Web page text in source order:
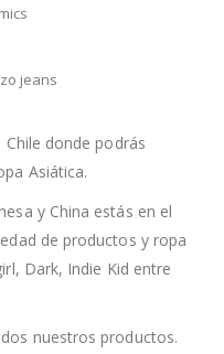
jeans
Chile donde podrás
Asiática.
y China estás en el
de productos y ropa
Dark, Indie Kid entre
nuestros productos.